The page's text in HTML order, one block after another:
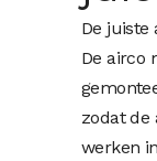
De juiste
De airco
zodat de
werken